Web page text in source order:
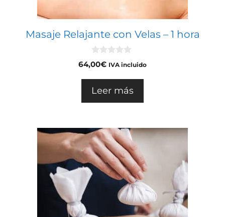
Masaje Relajante con Velas – 1 hora
0
d
64,00€ IVA incluido
Leer más